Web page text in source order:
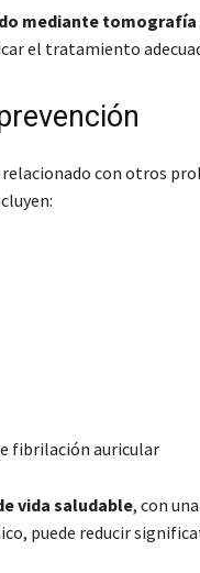
mediante tomografía
el tratamiento
con otros
fibrilación auricular
vida saludable, con
puede reducir